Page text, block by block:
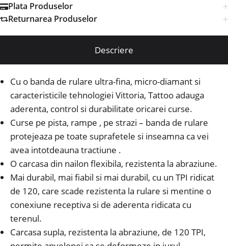
Plata Produselor
Returnarea Produselor
Descriere
Cu o banda de rulare ultra-fina, micro-diamant si
caracteristicile tehnologiei Vittoria, Tattoo adauga
aderenta, control si durabilitate oricarei curse.
Curse pe pista, rampe , pe strazi – banda de rulare
protejeaza pe toate suprafetele si inseamna ca vei
avea intotdeauna tractiune .
O carcasa din nailon flexibila, rezistenta la abraziune.
Mai durabil, mai fiabil si mai durabil, cu un TPI ridicat
de 120, care scade rezistenta la rulare si mentine o
conexiune receptiva si de aderenta ridicata cu
terenul.
Carcasa supla, rezistenta la abraziune, de 120 TPI,